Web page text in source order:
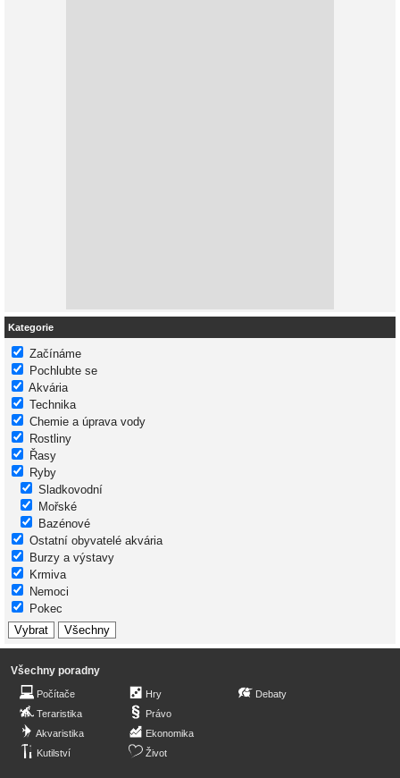
Kategorie
Začínáme
Pochlubte se
Akvária
Technika
Chemie a úprava vody
Rostliny
Řasy
Ryby
Sladkovodní
Mořské
Bazénové
Ostatní obyvatelé akvária
Burzy a výstavy
Krmiva
Nemoci
Pokec
Všechny poradny
Počítače
Teraristika
Akvaristika
Kutilství
Hry
Právo
Ekonomika
Život
Debaty